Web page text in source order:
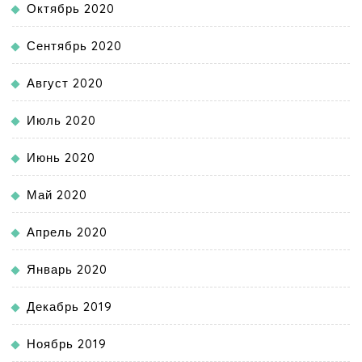
Октябрь 2020
Сентябрь 2020
Август 2020
Июль 2020
Июнь 2020
Май 2020
Апрель 2020
Январь 2020
Декабрь 2019
Ноябрь 2019